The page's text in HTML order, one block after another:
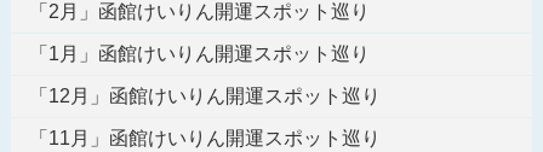
「2月」函館けいりん開運スポット巡り
「1月」函館けいりん開運スポット巡り
「12月」函館けいりん開運スポット巡り
「11月」函館けいりん開運スポット巡り